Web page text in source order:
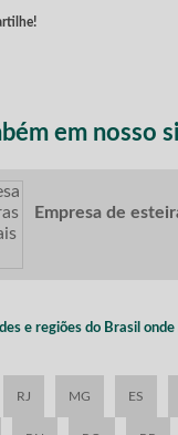
em nosso
Empresa de
e regiões do Brasil
RJ MG ES